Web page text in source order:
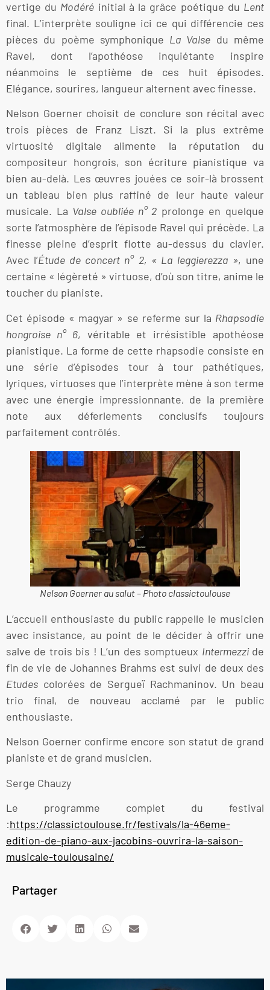
vertige du Modéré initial à la grâce poétique du Lent
final. L’interprète souligne ici ce qui différencie ces
pièces du poème symphonique La Valse du même
Ravel, dont l’apothéose inquiétante inspire
néanmoins le septième de ces huit épisodes.
Elégance, sourires, langueur alternent avec finesse.
Nelson Goerner choisit de conclure son récital avec
trois pièces de Franz Liszt. Si la plus extrême
virtuosité digitale alimente la réputation du
compositeur hongrois, son écriture pianistique va
bien au-delà. Les œuvres jouées ce soir-là brossent
un tableau bien plus raffiné de leur haute valeur
musicale. La Valse oubliée n° 2 prolonge en quelque
sorte l’atmosphère de l’épisode Ravel qui précède. La
finesse pleine d’esprit flotte au-dessus du clavier.
Avec l’Étude de concert n° 2, « La leggierezza », une
certaine « légèreté » virtuose, d’où son titre, anime le
toucher du pianiste.
Cet épisode « magyar » se referme sur la Rhapsodie
hongroise n° 6, véritable et irrésistible apothéose
pianistique. La forme de cette rhapsodie consiste en
une série d’épisodes tour à tour pathétiques,
lyriques, virtuoses que l’interprète mène à son terme
avec une énergie impressionnante, de la première
note aux déferlements conclusifs toujours
parfaitement contrôlés.
Nelson Goerner au salut – Photo classictoulouse
L’accueil enthousiaste du public rappelle le musicien
avec insistance, au point de le décider à offrir une
salve de trois bis ! L’un des somptueux Intermezzide
fin de vie de Johannes Brahms est suivi de deux des
Etudes colorées de Sergueï Rachmaninov. Un beau
trio final, de nouveau acclamé par le public
enthousiaste.
Nelson Goerner confirme encore son statut de grand
pianiste et de grand musicien.
Serge Chauzy
Le programme complet du festival
:https://classictoulouse.fr/festivals/la-46eme-
edition-de-piano-aux-jacobins-ouvrira-la-saison-
musicale-toulousaine/
Partager